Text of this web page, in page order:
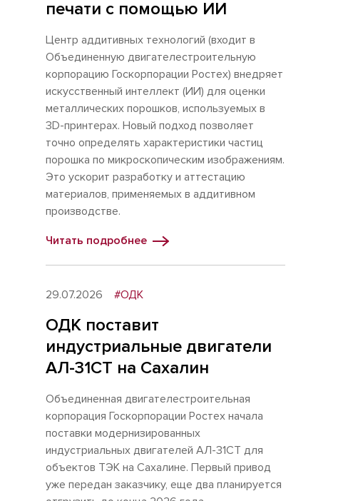
печати с помощью ИИ
Центр аддитивных технологий (входит в
Объединенную двигателестроительную
корпорацию Госкорпорации Ростех) внедряет
искусственный интеллект (ИИ) для оценки
металлических порошков, используемых в
3D-принтерах. Новый подход позволяет
точно определять характеристики частиц
порошка по микроскопическим изображениям.
Это ускорит разработку и аттестацию
материалов, применяемых в аддитивном
производстве.
Читать подробнее
29.07.2026 #ОДК
ОДК поставит
индустриальные двигатели
АЛ-31СТ на Сахалин
Объединенная двигателестроительная
корпорация Госкорпорации Ростех начала
поставки модернизированных
индустриальных двигателей АЛ-31СТ для
объектов ТЭК на Сахалине. Первый привод
уже передан заказчику, еще два планируется